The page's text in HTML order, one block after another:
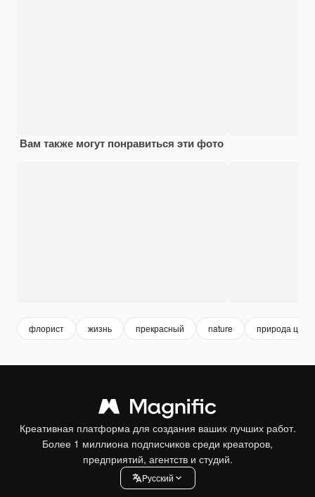
Вам также могут понравиться эти фото
флорист жизнь прекрасный nature природа
Креативная платформа для создания ваших лучших работ.
Более 1 миллиона подписчиков среди креаторов,
предприятий, агентств и студий.
Pусский